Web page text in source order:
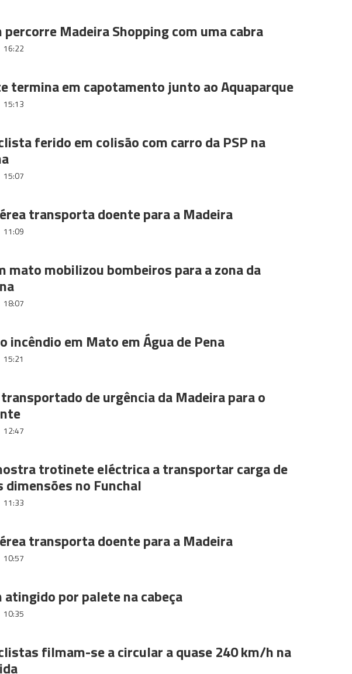
percorre Madeira Shopping com uma cabra
16:22
termina em capotamento junto ao Aquaparque
15:13
ferido em colisão com carro da PSP na
15:07
transporta doente para a Madeira
11:09
mato mobilizou bombeiros para a zona da
18:07
incêndio em Mato em Água de Pena
15:21
de urgência da Madeira para o
12:47
trotinete eléctrica a transportar carga de
dimensões no Funchal
11:33
transporta doente para a Madeira
10:57
atingido por palete na cabeça
10:35
filmam-se a circular a quase 240 km/h na